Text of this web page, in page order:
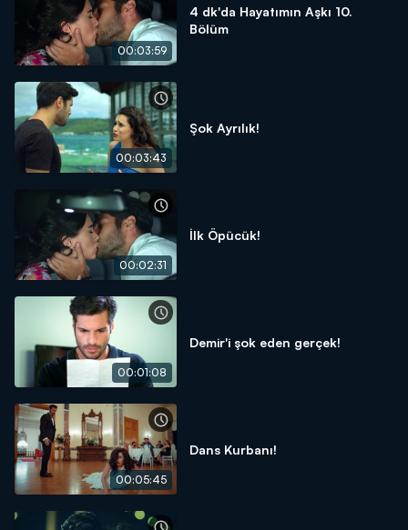
00:03:59
4 dk'da Hayatımın Aşkı 10.
Bölüm
00:03:43
Şok Ayrılık!
00:02:31
İlk Öpücük!
00:01:08
Demir'i şok eden gerçek!
00:05:45
Dans Kurbanı!